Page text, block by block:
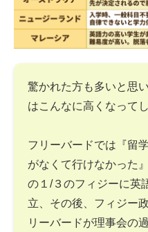
驚かれた方も多いと思
はこんなに高くなって
フリーバードでは『留
がなくて行けなかった
の１/３のフィジーに英
立、その後、フィジー
リーバードが理事会の